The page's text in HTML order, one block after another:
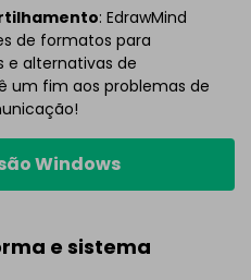
: EdrawMind
de formatos para
e alternativas de
um fim aos problemas de
Windows
e sistema